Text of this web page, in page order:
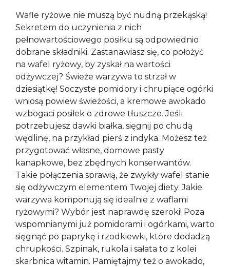
Wafle ryżowe nie muszą być nudną przekąską!
Sekretem do uczynienia z nich
pełnowartościowego posiłku są odpowiednio
dobrane składniki. Zastanawiasz się, co położyć
na wafel ryżowy, by zyskał na wartości
odżywczej? Świeże warzywa to strzał w
dziesiątkę! Soczyste pomidory i chrupiące ogórki
wniosą powiew świeżości, a kremowe awokado
wzbogaci posiłek o zdrowe tłuszcze. Jeśli
potrzebujesz dawki białka, sięgnij po chudą
wędlinę, na przykład pierś z indyka. Możesz też
przygotować własne, domowe pasty
kanapkowe, bez zbędnych konserwantów.
Takie połączenia sprawią, że zwykły wafel stanie
się odżywczym elementem Twojej diety. Jakie
warzywa komponują się idealnie z waflami
ryżowymi? Wybór jest naprawdę szeroki! Poza
wspomnianymi już pomidorami i ogórkami, warto
sięgnąć po paprykę i rzodkiewki, które dodadzą
chrupkości. Szpinak, rukola i sałata to z kolei
skarbnica witamin. Pamiętajmy też o awokado,